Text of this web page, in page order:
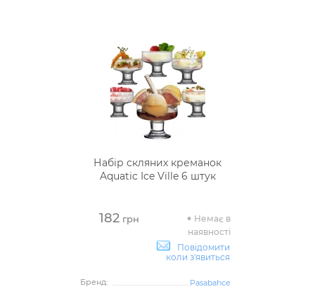
Набір скляних креманок
Aquatic Ice Ville 6 штук
182грн
Немає в
наявності
Повідомити
коли з'явиться
Бренд:
Pasabahce